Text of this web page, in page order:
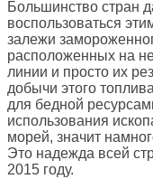
Большинство стран
воспользоваться
залежи
расположенных на
линии и просто их
добычи этого
для бедной
использования
морей, значит
Это надежда всей
2015 году.